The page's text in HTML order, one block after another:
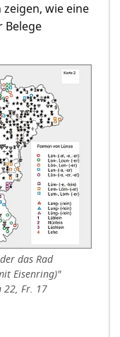
wie eine
Belege
das Rad
Eisenring)"
22, Fr. 17